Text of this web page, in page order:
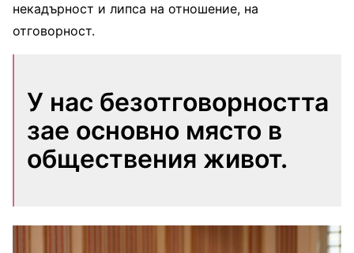
некадърност и липса на отношение, на
отговорност.
У нас безотговорността
зае основно място в
обществения живот.